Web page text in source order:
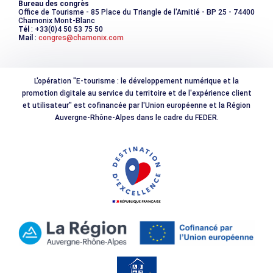
Bureau des congrès
Office de Tourisme - 85 Place du Triangle de l'Amitié - BP 25 - 74400
Chamonix Mont-Blanc
Tél : +33(0)4 50 53 75 50
Mail : congres@chamonix.com
L'opération "E-tourisme : le développement numérique et la
promotion digitale au service du territoire et de l'expérience client
et utilisateur" est cofinancée par l'Union européenne et la Région
Auvergne-Rhône-Alpes dans le cadre du FEDER.